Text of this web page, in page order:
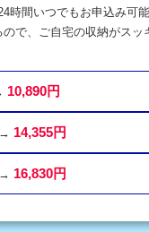
時間いつでもお申込み可能
で、ご自宅の収納がスッ
10,890円
14,355円
16,830円